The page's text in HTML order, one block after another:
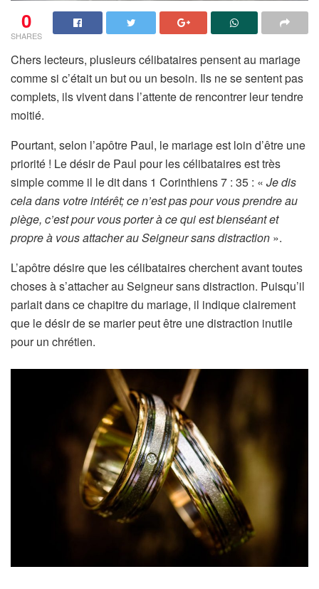
0
SHARES
Chers lecteurs, plusieurs célibataires pensent au mariage
comme si c’était un but ou un besoin. Ils ne se sentent pas
complets, ils vivent dans l’attente de rencontrer leur tendre
moitié.
Pourtant, selon l’apôtre Paul, le mariage est loin d’être une
priorité ! Le désir de Paul pour les célibataires est très
simple comme il le dit dans 1 Corinthiens 7 : 35 : « Je dis
cela dans votre intérêt; ce n’est pas pour vous prendre au
piège, c’est pour vous porter à ce qui est bienséant et
propre à vous attacher au Seigneur sans distraction ».
L’apôtre désire que les célibataires cherchent avant toutes
choses à s’attacher au Seigneur sans distraction. Puisqu’il
parlait dans ce chapitre du mariage, il indique clairement
que le désir de se marier peut être une distraction inutile
pour un chrétien.